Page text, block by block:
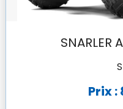
SNARLER
Prix :